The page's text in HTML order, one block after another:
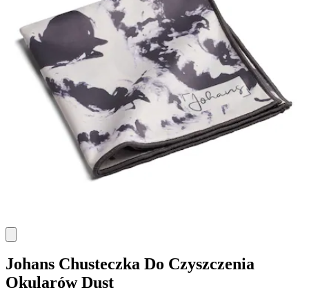
Johans Chusteczka Do Czyszczenia
Okularów Dust